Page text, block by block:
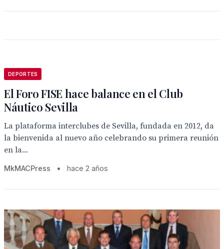
DEPORTES
El Foro FISE hace balance en el Club
Náutico Sevilla
La plataforma interclubes de Sevilla, fundada en 2012, da
la bienvenida al nuevo año celebrando su primera reunión
en la...
MkMACPress • hace 2 años